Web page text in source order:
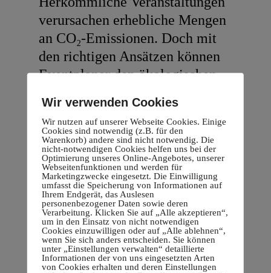
verursachen erhebliche Mengen
an CO₂-Emissionen. Doch mit
den richtigen Ansätzen können
Eventplaner den ökologischen
reduzieren. Wie hoch ist der
CO₂-Abdruck eines klassischen
Events, und welche Maßnahmen
helfen wirklich? Wir haben die
wichtigsten Zahlen, Fakten und
Tipps für euch
zusammengefasst....
Read More
Wir verwenden Cookies
Wir nutzen auf unserer Webseite Cookies. Einige
Cookies sind notwendig (z.B. für den
Warenkorb) andere sind nicht notwendig. Die
nicht-notwendigen Cookies helfen uns bei der
Optimierung unseres Online-Angebotes, unserer
Webseitenfunktionen und werden für
Marketingzwecke eingesetzt. Die Einwilligung
umfasst die Speicherung von Informationen auf
Ihrem Endgerät, das Auslesen
personenbezogener Daten sowie deren
Verarbeitung. Klicken Sie auf „Alle akzeptieren“,
um in den Einsatz von nicht notwendigen
Cookies einzuwilligen oder auf „Alle ablehnen“,
wenn Sie sich anders entscheiden. Sie können
unter „Einstellungen verwalten“ detaillierte
Informationen der von uns eingesetzten Arten
von Cookies erhalten und deren Einstellungen